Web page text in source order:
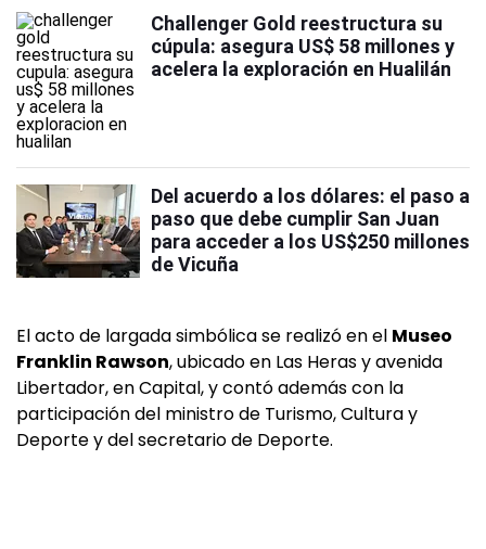
Challenger Gold reestructura su
cúpula: asegura US$ 58 millones y
acelera la exploración en Hualilán
Del acuerdo a los dólares: el paso a
paso que debe cumplir San Juan
para acceder a los US$250 millones
de Vicuña
El acto de largada simbólica se realizó en el Museo
Franklin Rawson, ubicado en Las Heras y avenida
Libertador, en Capital, y contó además con la
participación del ministro de Turismo, Cultura y
Deporte y del secretario de Deporte.